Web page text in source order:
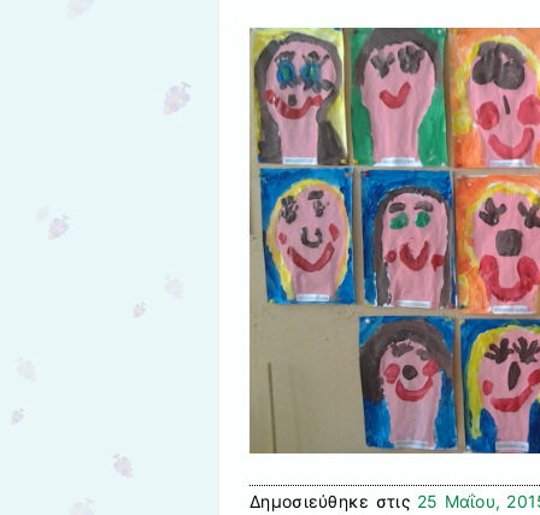
Δημοσιεύθηκε στις 25 Μαΐου,